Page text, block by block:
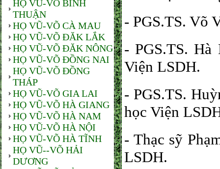
HỌ VŨ-VÕ BÌNH
THUẬN
HỌ VŨ-VÕ CÀ MAU
HỌ VŨ-VÕ ĐĂK LẮK
HỌ VŨ-VÕ ĐĂK NÔNG
HỌ VŨ-VÕ ĐỒNG NAI
HỌ VŨ-VÕ ĐỒNG
THÁP
HỌ VŨ-VÕ GIA LAI
HỌ VŨ-VÕ HÀ GIANG
HỌ VŨ-VÕ HÀ NAM
HỌ VŨ-VÕ HÀ NỘI
HỌ VŨ-VÕ HÀ TĨNH
HỌ VŨ--VÕ HẢI
DƯƠNG
- PGS.TS. Võ
- PGS.TS.
Viện LSDH.
- PGS.TS.
học Viện
- Thạc sỹ
LSDH.